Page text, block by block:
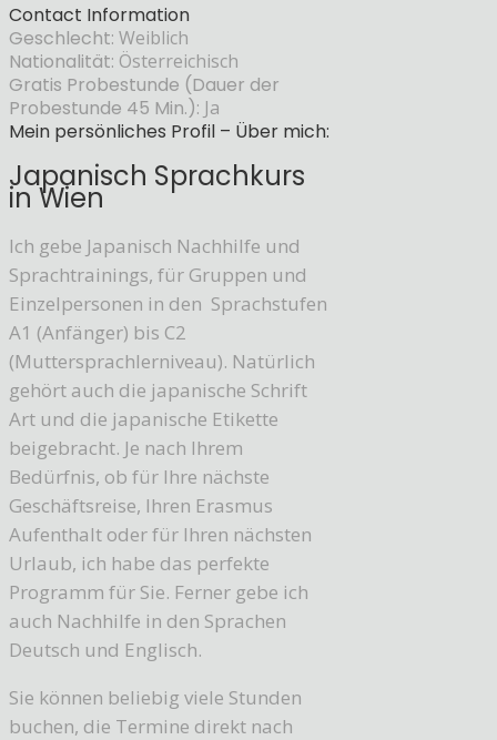
Contact Information
Geschlecht: Weiblich
Nationalität: Österreichisch
Gratis Probestunde (Dauer der
Probestunde 45 Min.): Ja
Mein persönliches Profil – Über mich:
Japanisch Sprachkurs
in Wien
Ich gebe Japanisch Nachhilfe und
Sprachtrainings, für Gruppen und
Einzelpersonen in den Sprachstufen
A1 (Anfänger) bis C2
(Muttersprachlerniveau). Natürlich
gehört auch die japanische Schrift
Art und die japanische Etikette
beigebracht. Je nach Ihrem
Bedürfnis, ob für Ihre nächste
Geschäftsreise, Ihren Erasmus
Aufenthalt oder für Ihren nächsten
Urlaub, ich habe das perfekte
Programm für Sie. Ferner gebe ich
auch Nachhilfe in den Sprachen
Deutsch und Englisch.
Sie können beliebig viele Stunden
buchen, die Termine direkt nach